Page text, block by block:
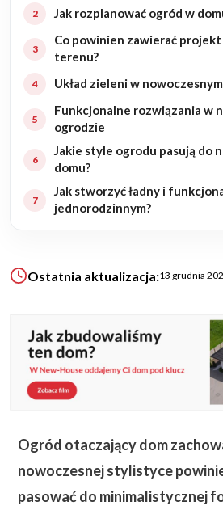
Realizacje
Referencje
Filmy
Ogrody
KALKULATOR BUDOWY
BLOG
Jak rozplanować ogród w
Co powinien zawierać
terenu?
Układ zieleni w
Funkcjonalne rozwiązania w
ogrodzie
Jakie style ogrodu pasują do
domu?
Jak stworzyć ładny i
jednorodzinnym?
Ostatnia aktualizacja:13 grudnia
Ogród otaczający dom
nowoczesnej stylistyce
pasować do minimalistycznej